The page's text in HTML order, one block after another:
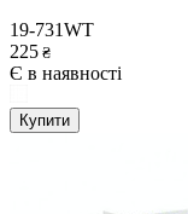
19-731WT
225 ₴
Є в наявності
Купити